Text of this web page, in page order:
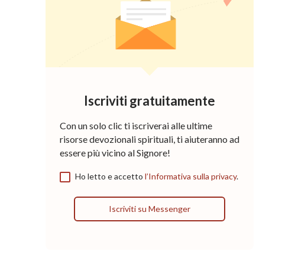
Iscriviti gratuitamente
Con un solo clic ti iscriverai alle ultime
risorse devozionali spirituali, ti aiuteranno ad
essere più vicino al Signore!
Ho letto e accetto l’Informativa sulla privacy.
Iscriviti su Messenger